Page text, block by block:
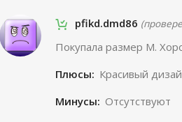
pfikd.dmd86
Покупала размер M.
Плюсы: Красивый
Минусы: Отсутствуют